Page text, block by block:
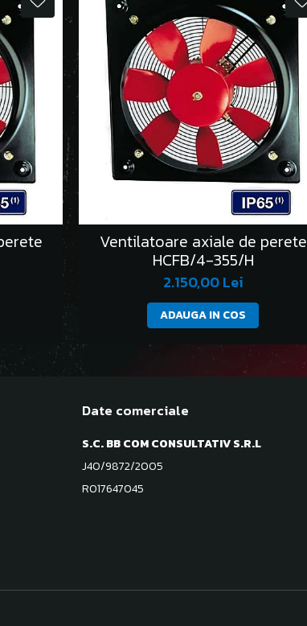
Ventilatoare axiale de perete
HCFB/4-355/H
2.150,00 Lei
ADAUGA IN COS
Date comerciale
S.C. BB COM CONSULTATIV S.R.L
J40/9872/2005
RO17647045